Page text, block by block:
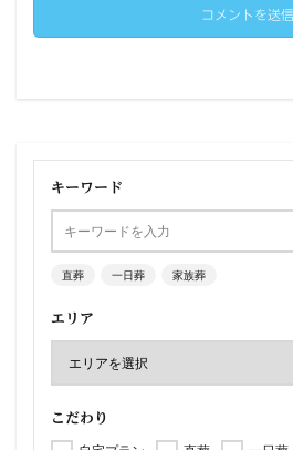
キーワード
直葬 一日葬 家族葬
エリア
こだわり